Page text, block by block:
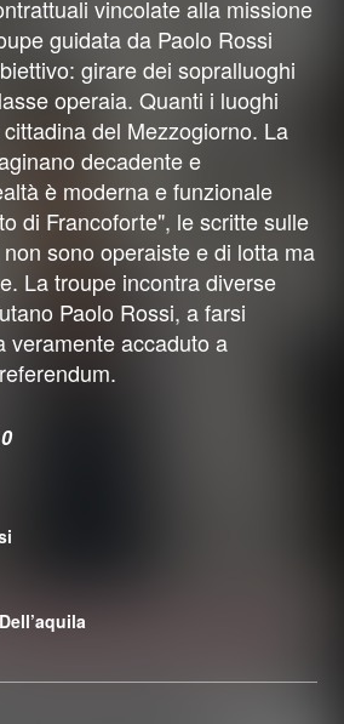
vincolate alla missione
guidata da Paolo Rossi
girare dei sopralluoghi
operaia. Quanti i luoghi
del Mezzogiorno. La
decadente e
è moderna e funzionale
di Francoforte", le scritte sulle
sono operaiste e di lotta ma
La troupe incontra diverse
Paolo Rossi, a farsi
veramente accaduto a